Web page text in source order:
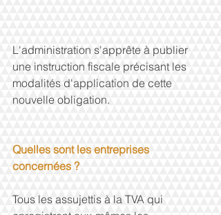
L'administration s'apprête à publier
une instruction fiscale précisant les
modalités d'application de cette
nouvelle obligation.
Quelles sont les entreprises
concernées ?
Tous les assujettis à la TVA qui